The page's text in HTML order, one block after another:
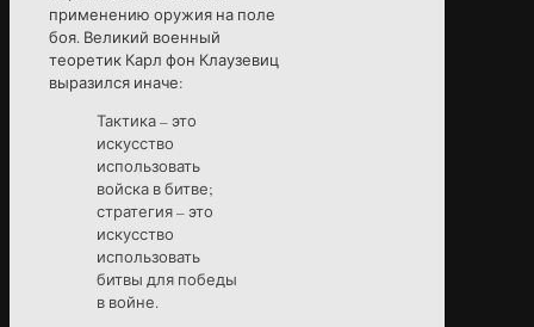
применению оружия на поле
боя. Великий военный
теоретик Карл фон Клаузевиц
выразился иначе:
Тактика – это
искусство
использовать
войска в битве;
стратегия – это
искусство
использовать
битвы для победы
в войне.